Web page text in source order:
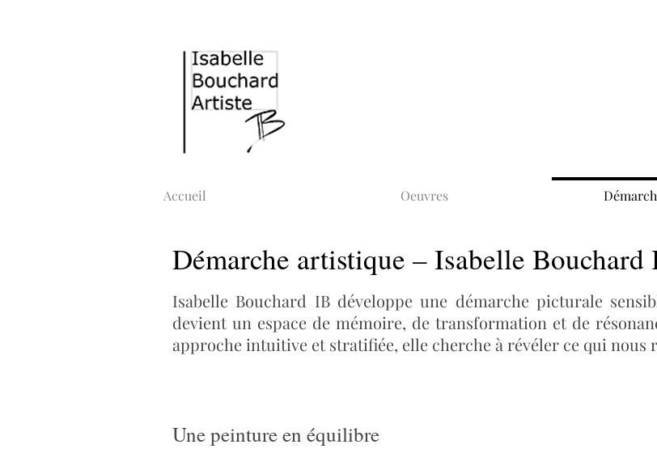
Accueil Oeuvres
Démarche artistique – Isabelle Bouchard
Isabelle Bouchard IB développe une démarche picturale
devient un espace de mémoire, de transformation et de
approche intuitive et stratifiée, elle cherche à révéler ce qui nous
Une peinture en équilibre